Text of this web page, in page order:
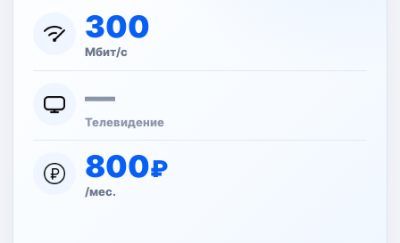
300
Мбит/с
—
Телевидение
800₽
/мес.